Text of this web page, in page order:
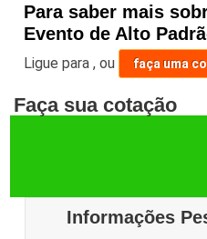
Para saber mais
Evento de Alto
Ligue para,ou faça uma
Faça sua cotação
Informações